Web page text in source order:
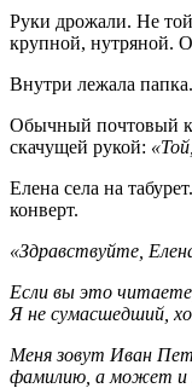
Руки дрожали. Не
крупной, нутряной.
Внутри лежала
Обычный почтовый
скачущей рукой:
Елена села на
конверт.
«Здравствуйте,
Если вы это
Я не сумасшедший,
Меня зовут Иван
фамилию, а может